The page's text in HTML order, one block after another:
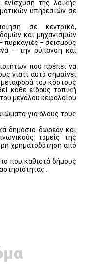
ενίσχυση της λαϊκής
υπηρεσιών σε
σε κεντρικό,
και μηχανισμών
– σεισμούς
– την ρύπανση και
που πρέπει να
γιατί αυτό σημαίνει
μεταφορά του κόστους
κάθε είδους τοπική
μεγάλου κεφαλαίου
για όλους τους
δημόσιο δωρεάν και
τομείς της
χρηματοδότηση από
που καθιστά δήμους
.